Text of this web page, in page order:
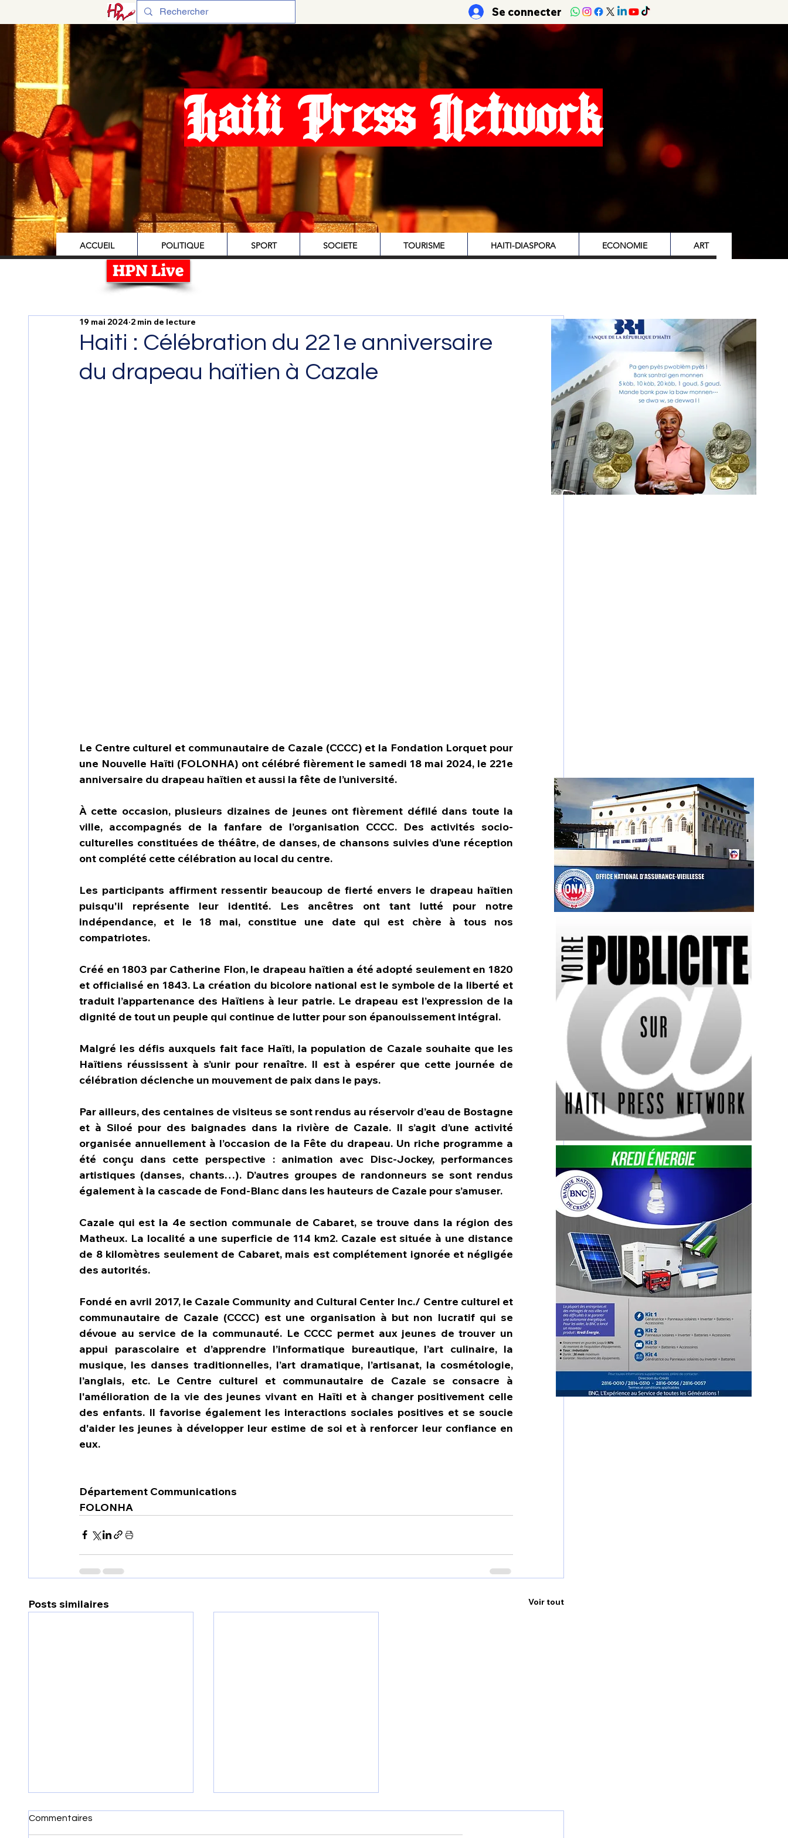
Se connecter
Haiti Press Network
ACCUEIL POLITIQUE SPORT SOCIETE TOURISME HAITI-DIASPORA ECONOMIE ART
HPN Live
Haiti : Célébration du 221e anniversaire
du drapeau haïtien à Cazale
19 mai 2024 2 min de lecture
Le Centre culturel et communautaire de Cazale (CCCC) et la Fondation Lorquet pour
une Nouvelle Haïti (FOLONHA) ont célébré fièrement le samedi 18 mai 2024, le 221e
anniversaire du drapeau haïtien et aussi la fête de l’université.
À cette occasion, plusieurs dizaines de jeunes ont fièrement défilé dans toute la
ville, accompagnés de la fanfare de l’organisation CCCC. Des activités socio-
culturelles constituées de théâtre, de danses, de chansons suivies d’une réception
ont complété cette célébration au local du centre.
Les participants affirment ressentir beaucoup de fierté envers le drapeau haïtien
puisqu'il représente leur identité. Les ancêtres ont tant lutté pour notre
indépendance, et le 18 mai, constitue une date qui est chère à tous nos
compatriotes.
Créé en 1803 par Catherine Flon, le drapeau haïtien a été adopté seulement en 1820
et officialisé en 1843. La création du bicolore national est le symbole de la liberté et
traduit l’appartenance des Haïtiens à leur patrie. Le drapeau est l’expression de la
dignité de tout un peuple qui continue de lutter pour son épanouissement intégral.
Malgré les défis auxquels fait face Haïti, la population de Cazale souhaite que les
Haïtiens réussissent à s’unir pour renaître. Il est à espérer que cette journée de
célébration déclenche un mouvement de paix dans le pays.
Par ailleurs, des centaines de visiteus se sont rendus au réservoir d’eau de Bostagne
et à Siloé pour des baignades dans la rivière de Cazale. Il s’agit d’une activité
organisée annuellement à l’occasion de la Fête du drapeau. Un riche programme a
été conçu dans cette perspective : animation avec Disc-Jockey, performances
artistiques (danses, chants…). D’autres groupes de randonneurs se sont rendus
également à la cascade de Fond-Blanc dans les hauteurs de Cazale pour s’amuser.
Cazale qui est la 4e section communale de Cabaret, se trouve dans la région des
Matheux. La localité a une superficie de 114 km2. Cazale est située à une distance
de 8 kilomètres seulement de Cabaret, mais est complétement ignorée et négligée
des autorités.
Fondé en avril 2017, le Cazale Community and Cultural Center Inc./ Centre culturel et
communautaire de Cazale (CCCC) est une organisation à but non lucratif qui se
dévoue au service de la communauté. Le CCCC permet aux jeunes de trouver un
appui parascolaire et d’apprendre l’informatique bureautique, l’art culinaire, la
musique, les danses traditionnelles, l’art dramatique, l’artisanat, la cosmétologie,
l’anglais, etc. Le Centre culturel et communautaire de Cazale se consacre à
l'amélioration de la vie des jeunes vivant en Haïti et à changer positivement celle
des enfants. Il favorise également les interactions sociales positives et se soucie
d'aider les jeunes à développer leur estime de soi et à renforcer leur confiance en
eux.
Département Communications
FOLONHA
Posts similaires Voir tout
Commentaires